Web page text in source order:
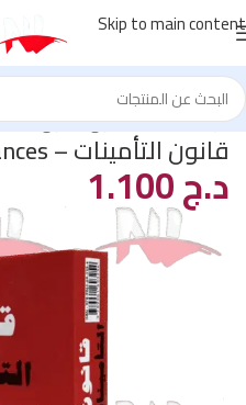
Skip to main content
الرئيسية/كتب القانون/قانون
قانون التأمينات – Code Des Assurances
د.ج1.100